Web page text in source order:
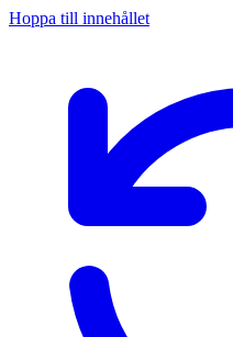
Hoppa till innehållet